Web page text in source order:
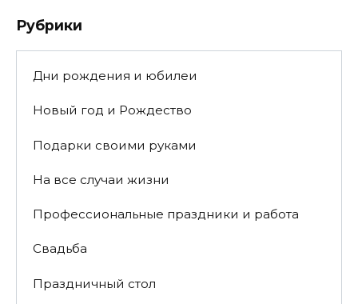
Рубрики
Дни рождения и юбилеи
Новый год и Рождество
Подарки своими руками
На все случаи жизни
Профессиональные праздники и работа
Свадьба
Праздничный стол